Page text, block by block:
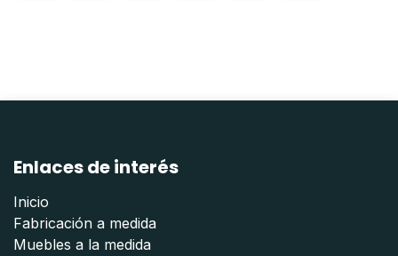
Enlaces de interés
Inicio
Fabricación a medida
Muebles a la medida